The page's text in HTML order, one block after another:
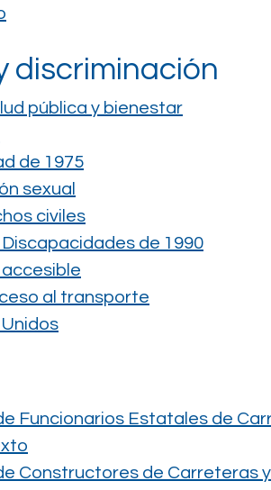
discriminación
pública y bienestar
de 1975
sexual
civiles
de 1990
al transporte
Funcionarios Estatales de
Constructores de Carreteras